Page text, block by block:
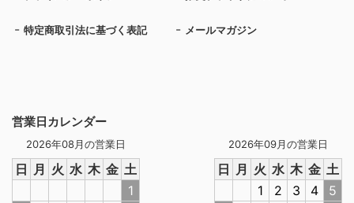
営業日カレンダー
2026年08月の営業日
日 月 火 水 木 金 土
1
2026年09月の営業日
日 月 火 水 木 金 土
1
2 3 4
5
特定商取引法に基づく表記 メールマガジン